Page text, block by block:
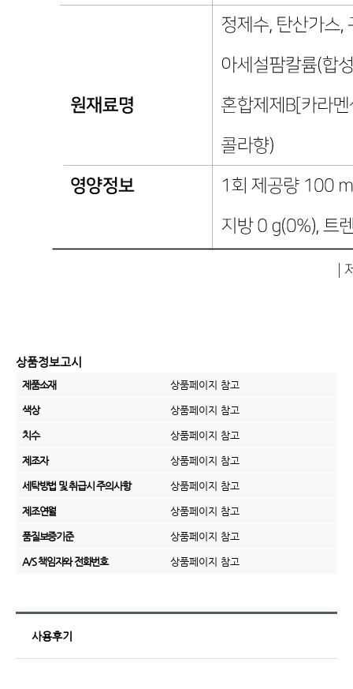
상품정보고시
제품소재 상품페이지 참고
색상 상품페이지 참고
치수 상품페이지 참고
제조자 상품페이지 참고
세탁방법 및 취급시 주의사항 상품페이지 참고
제조연월 상품페이지 참고
품질보증기준 상품페이지 참고
A/S 책임자와 전화번호 상품페이지 참고
사용후기